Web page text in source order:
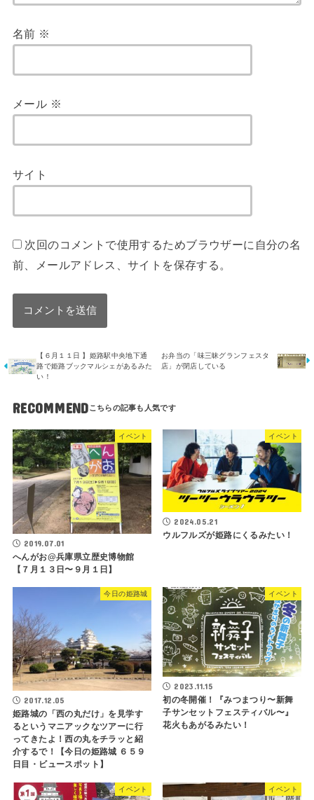
名前 ※
メール ※
サイト
次回のコメントで使用するためブラウザーに自分の名
前、メールアドレス、サイトを保存する。
【６月１１日 】姫路駅中央地下通
路で姫路ブックマルシェがあるみた
い！
お弁当の「味三昧グランフェスタ
店」が閉店している
RECOMMEND
イベント
2019.07.01
へんがお@兵庫県立歴史博物館
【７月１３日〜９月１日】
イベント
2024.05.21
ウルフルズが姫路にくるみたい！
今日の姫路城
2017.12.05
姫路城の「西の丸だけ」を見学す
るというマニアックなツアーに行
ってきたよ！西の丸をチラッと紹
介するで！【今日の姫路城 ６５９
日目・ビュースポット】
イベント
2023.11.15
初の冬開催！『みつまつり〜新舞
子サンセットフェスティバル〜』
花火もあがるみたい！
イベント イベント